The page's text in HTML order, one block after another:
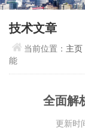
技术文章
当前位置： 主页
能
全面解
更新时